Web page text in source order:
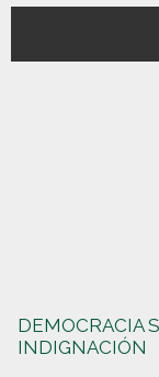
DEMOCRACIA
INDIGNACIÓN